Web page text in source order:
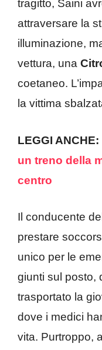
tragitto, Saini
attraversare la
illuminazione,
vettura, una
coetaneo.
la vittima
LEGGI ANCHE:
un treno della
centro
Il conducente
prestare
unico per le
giunti sul posto,
trasportato la
dove i medici
vita. Purtroppo,